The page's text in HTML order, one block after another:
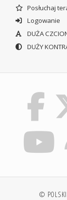
Posłuchaj
Logowanie
DUŻA
DUŻY
©